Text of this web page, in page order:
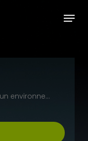
Menu